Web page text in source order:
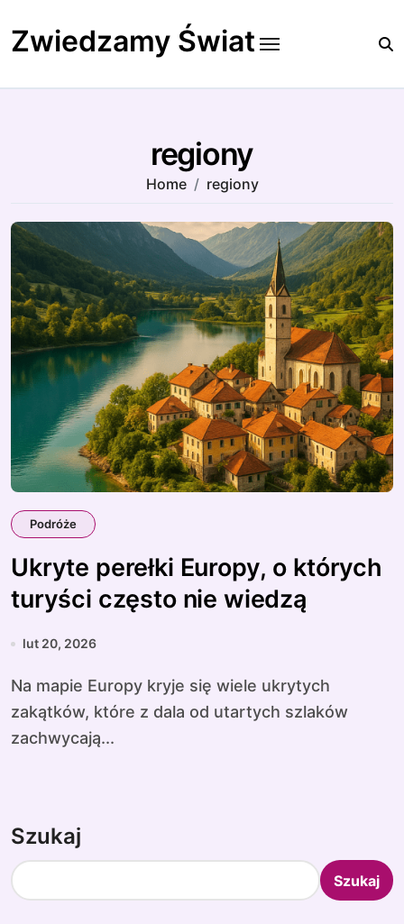
to
content
Zwiedzamy Świat
regiony
Home regiony
Podróże
Ukryte perełki Europy, o których
turyści często nie wiedzą
lut 20, 2026
Na mapie Europy kryje się wiele ukrytych
zakątków, które z dala od utartych szlaków
zachwycają...
Szukaj
Szukaj